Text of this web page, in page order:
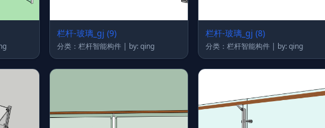
qing
栏杆-玻璃_gj (9)
分类：栏杆智能构件 | by: qing
栏杆-玻璃_gj (8)
分类：栏杆智能构件 | by: qing